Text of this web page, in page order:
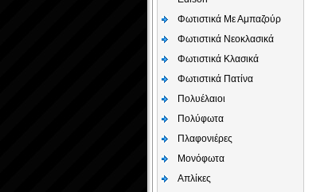
Φωτιστικά Με Αμπαζούρ
Φωτιστικά Νεοκλασικά
Φωτιστικά Κλασικά
Φωτιστικά Πατίνα
Πολυέλαιοι
Πολύφωτα
Πλαφονιέρες
Μονόφωτα
Απλίκες